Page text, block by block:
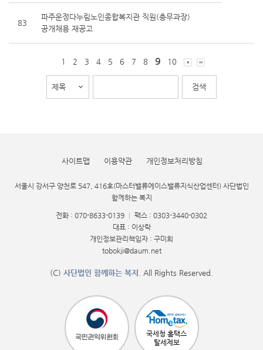
83
파주운정다누림노인종합복지관 직원(총무과장)
공개채용 재공고
1 2 3 4 5 6 7 8 9 10
사이트맵 이용약관 개인정보처리방침
서울시 강서구 양천로 547, 416호(마스터밸류에이스밸류지식산업센터) 사단법인
함께하는 복지
전화 : 070-8633-0139
팩스 : 0303-3440-0302
대표 : 이상락
개인정보관리책임자 : 구미희
tobokji@daum.net
(C) 사단법인 함께하는 복지 . All Rights Reserved.
국세청 홈택스
탈세제보